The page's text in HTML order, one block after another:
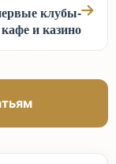
клубы-
кафе и казино